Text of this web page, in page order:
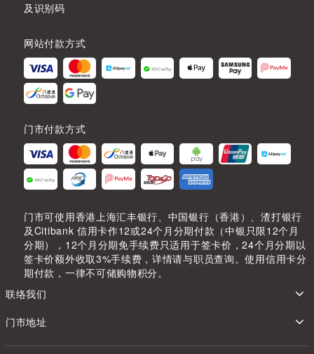
及识别码
网站付款方式
门市付款方式
门市可使用香港上海汇丰银行、中国银行（香港）、渣打银行
及Citibank 信用卡作12或24个月分期付款（中银只限12个月
分期），12个月分期免手续费只适用于签卡价，24个月分期以
签卡价额外收取3%手续费，详情请与职员查询。使用信用卡分
期付款，一律不可储购物积分。
联络我们
门市地址